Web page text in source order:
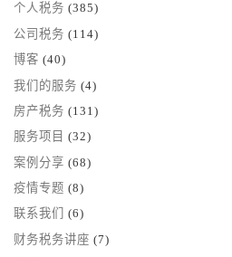
个人税务 (385)
公司税务 (114)
博客 (40)
我们的服务 (4)
房产税务 (131)
服务项目 (32)
案例分享 (68)
疫情专题 (8)
联系我们
(6)
财务税务讲座 (7)